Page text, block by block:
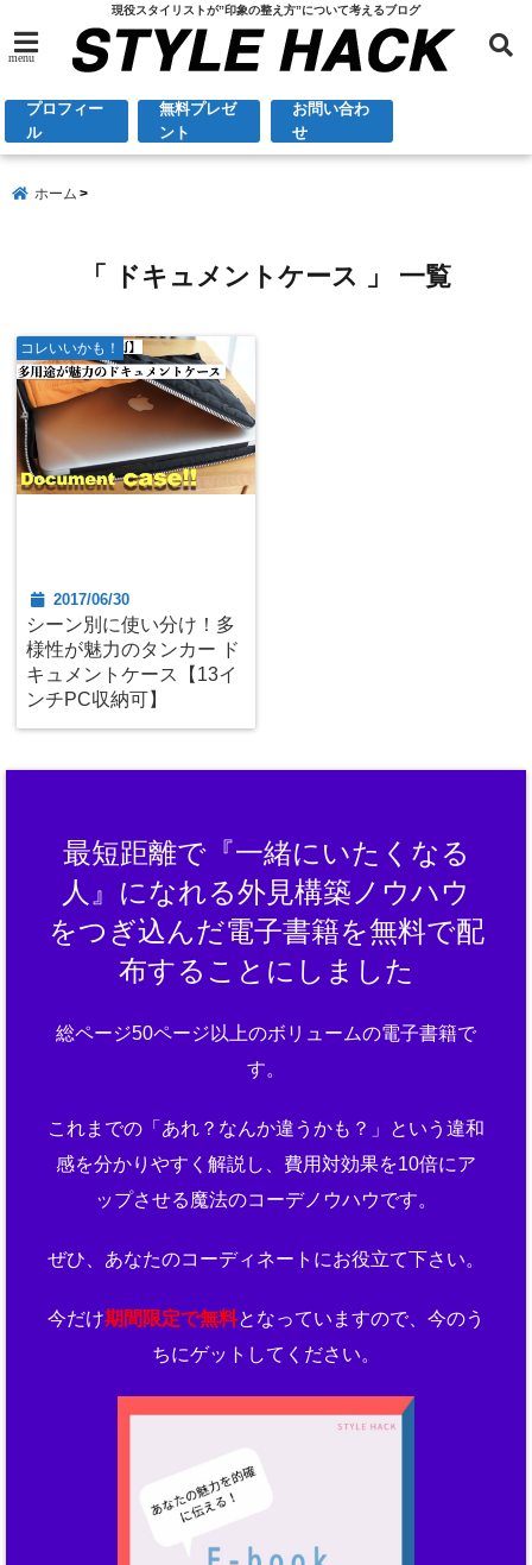
現役スタイリストが”印象の整え方”について考えるブログ
menu
プロフィー
ル
無料プレゼ
ント
お問い合わ
せ
ホーム
「 ドキュメントケース 」 一覧
コレいいかも！
2017/06/30
シーン別に使い分け！多
様性が魅力のタンカー ド
キュメントケース【13イ
ンチPC収納可】
最短距離で『一緒にいたくなる
人』になれる外見構築ノウハウ
をつぎ込んだ電子書籍を無料で配
布することにしました
総ページ50ページ以上のボリュームの電子書籍で
す。
これまでの「あれ？なんか違うかも？」という違和
感を分かりやすく解説し、費用対効果を10倍にア
ップさせる魔法のコーデノウハウです。
ぜひ、あなたのコーディネートにお役立て下さい。
今だけ期間限定で無料となっていますので、今のう
ちにゲットしてください。